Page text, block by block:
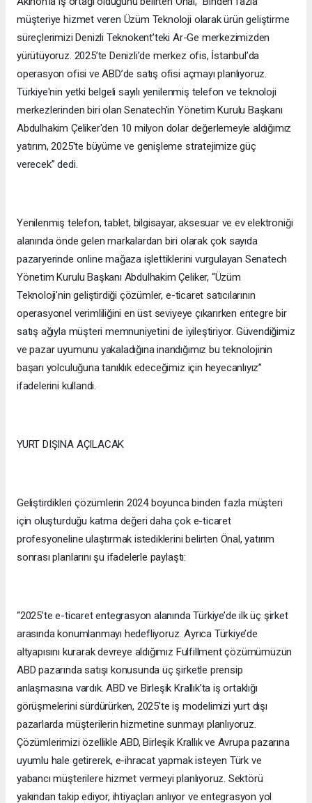
müşteriye hizmet veren Üzüm Teknoloji olarak ürün geliştirme
süreçlerimizi Denizli Teknokent’teki Ar-Ge merkezimizden
yürütüyoruz. 2025’te Denizli’de merkez ofis, İstanbul’da
operasyon ofisi ve ABD’de satış ofisi açmayı planlıyoruz.
Türkiye'nin yetki belgeli sayılı yenilenmiş telefon ve teknoloji
merkezlerinden biri olan Senatech'in Yönetim Kurulu Başkanı
Abdulhakim Çeliker'den 10 milyon dolar değerlemeyle aldığımız
yatırım, 2025'te büyüme ve genişleme stratejimize güç
verecek” dedi.
Yenilenmiş telefon, tablet, bilgisayar, aksesuar ve ev elektroniği
alanında önde gelen markalardan biri olarak çok sayıda
pazaryerinde online mağaza işlettiklerini vurgulayan Senatech
Yönetim Kurulu Başkanı Abdulhakim Çeliker, “Üzüm
Teknoloji'nin geliştirdiği çözümler, e-ticaret satıcılarının
operasyonel verimliliğini en üst seviyeye çıkarırken entegre bir
satış ağıyla müşteri memnuniyetini de iyileştiriyor. Güvendiğimiz
ve pazar uyumunu yakaladığına inandığımız bu teknolojinin
başarı yolculuğuna tanıklık edeceğimiz için heyecanlıyız”
ifadelerini kullandı.
YURT DIŞINA AÇILACAK
Geliştirdikleri çözümlerin 2024 boyunca binden fazla müşteri
için oluşturduğu katma değeri daha çok e-ticaret
profesyoneline ulaştırmak istediklerini belirten Önal, yatırım
sonrası planlarını şu ifadelerle paylaştı:
“2025’te e-ticaret entegrasyon alanında Türkiye’de ilk üç şirket
arasında konumlanmayı hedefliyoruz. Ayrıca Türkiye’de
altyapısını kurarak devreye aldığımız Fulfillment çözümümüzün
ABD pazarında satışı konusunda üç şirketle prensip
anlaşmasına vardık. ABD ve Birleşik Krallık’ta iş ortaklığı
görüşmelerini sürdürürken, 2025’te iş modelimizi yurt dışı
pazarlarda müşterilerin hizmetine sunmayı planlıyoruz.
Çözümlerimizi özellikle ABD, Birleşik Krallık ve Avrupa pazarına
uyumlu hale getirerek, e-ihracat yapmak isteyen Türk ve
yabancı müşterilere hizmet vermeyi planlıyoruz. Sektörü
yakından takip ediyor, ihtiyaçları anlıyor ve entegrasyon yol